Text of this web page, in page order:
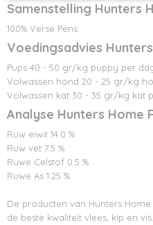
Samenstelling Hunters
100% Verse Pens.
Voedingsadvies
Pups 40 - 50 gr/kg puppy per
Volwassen hond 20 - 25 gr/kg
Volwassen kat 30 - 35 gr/kg kat
Analyse Hunters Home
Ruw eiwit 14.0 %
Ruw vet 7.5 %
Ruwe Celstof 0.5 %
Ruwe As 1.25 %
De producten van Hunters
de beste kwaliteit vlees, kip en vis.